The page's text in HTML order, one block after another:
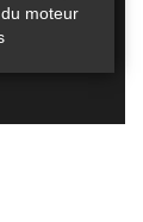
moteur